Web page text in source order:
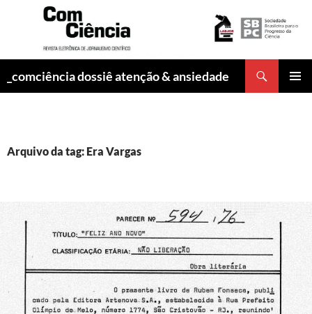
_comciência dossiê atenção & ansiedade
Arquivo da tag: Era Vargas